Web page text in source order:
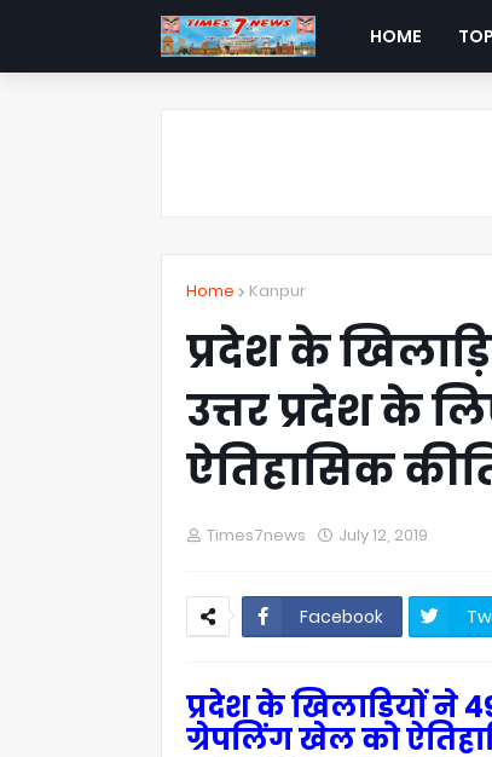
HOME
Home Kanpur
प्रदेश के
उत्तर प्रदेश के
ऐतिहासिक
Times7news July 12, 2019
Facebook
प्रदेश के खिलाड़ियों ने
ग्रेपलिंग खेल को